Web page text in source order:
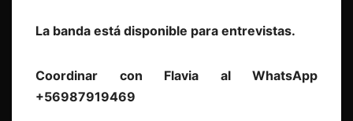
La banda está disponible para entrevistas.
Coordinar con Flavia al WhatsApp
+56987919469